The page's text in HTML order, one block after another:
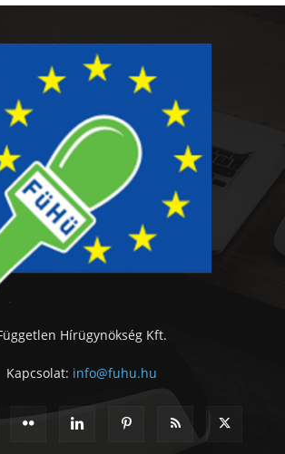
Hírügynökség Kft.
Kapcsolat: info@fuhu.hu